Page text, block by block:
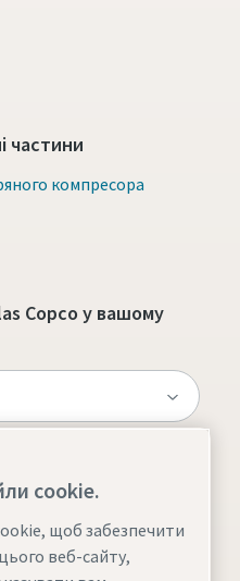
частини
компресора
Copco у вашому
Відвідайте сайт
cookie.
щоб забезпечити
веб-сайту,